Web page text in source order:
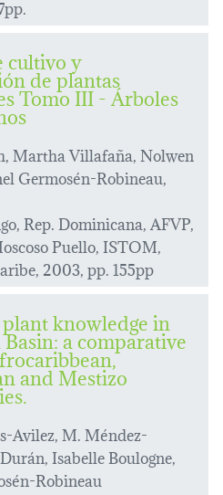
cultivo y
de plantas
Tomo III - Árboles
Martha Villafaña, Nolwen
Germosén-Robineau,
Rep. Dominicana, AFVP,
Puello, ISTOM,
2003, pp. 155pp
knowledge in
a comparative
and Mestizo
Avilez, M. Méndez-
Isabelle Boulogne,
Robineau